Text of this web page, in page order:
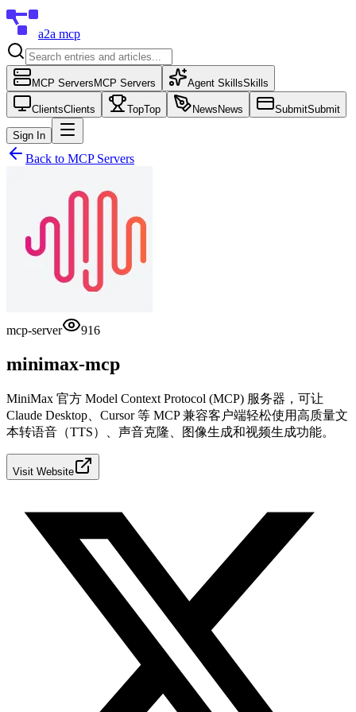
a2a mcp
MCP Servers MCP Servers Agent SkillsSkills
ClientsClients TopTop News News SubmitSubmit
Sign In
Back to MCP Servers
mcp-server 916
minimax-mcp
MiniMax 官方 Model Context Protocol (MCP) 服务器，可让
Claude Desktop、Cursor 等 MCP 兼容客户端轻松使用高质量文
本转语音（TTS）、声音克隆、图像生成和视频生成功能。
Visit Website